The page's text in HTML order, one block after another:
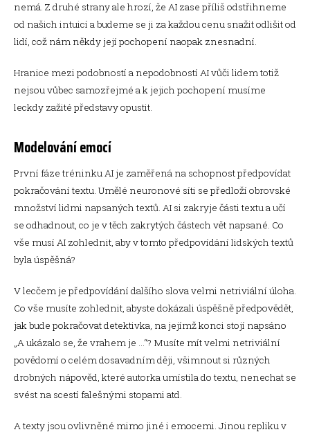
nemá. Z druhé strany ale hrozí, že AI zase příliš odstřihneme
od našich intuicí a budeme se ji za každou cenu snažit odlišit od
lidí, což nám někdy její pochopení naopak znesnadní.
Hranice mezi podobností a nepodobností AI vůči lidem totiž
nejsou vůbec samozřejmé a k jejich pochopení musíme
leckdy zažité představy opustit.
Modelování emocí
První fáze tréninku AI je zaměřená na schopnost předpovídat
pokračování textu. Umělé neuronové síti se předloží obrovské
množství lidmi napsaných textů. AI si zakryje části textu a učí
se odhadnout, co je v těch zakrytých částech vět napsané. Co
vše musí AI zohlednit, aby v tomto předpovídání lidských textů
byla úspěšná?
V lecčem je předpovídání dalšího slova velmi netriviální úloha.
Co vše musíte zohlednit, abyste dokázali úspěšně předpovědět,
jak bude pokračovat detektivka, na jejímž konci stojí napsáno
„A ukázalo se, že vrahem je …“? Musíte mít velmi netriviální
povědomí o celém dosavadním ději, všimnout si různých
drobných nápověd, které autorka umístila do textu, nenechat se
svést na scestí falešnými stopami atd.
A texty jsou ovlivněné mimo jiné i emocemi. Jinou repliku v